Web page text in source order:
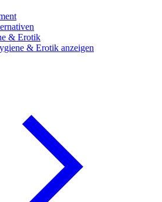
& Erotik
& Erotik anzeigen